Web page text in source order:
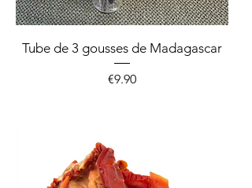
Tube de 3 gousses de Madagascar
Price
€9.90